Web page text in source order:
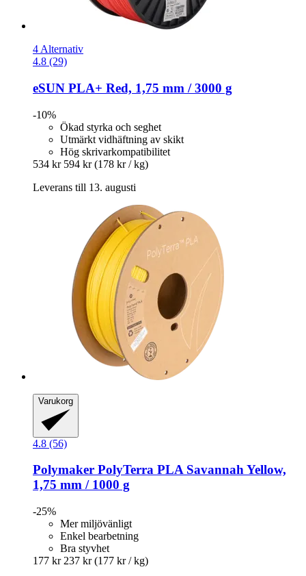
4 Alternativ
4.8 (29)
eSUN PLA+ Red, 1,75 mm / 3000 g
-10%
Ökad styrka och seghet
Utmärkt vidhäftning av skikt
Hög skrivarkompatibilitet
534 kr 594 kr (178 kr / kg)
Leverans till 13. augusti
Varukorg
4.8 (56)
Polymaker PolyTerra PLA Savannah Yellow,
1,75 mm / 1000 g
-25%
Mer miljövänligt
Enkel bearbetning
Bra styvhet
177 kr 237 kr (177 kr / kg)